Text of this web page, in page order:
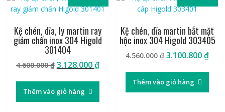
Kệ chén, dĩa, ly martin ray
giảm chấn inox 304 Higold
301404
4.600.000₫ Giá
là:
4.600.000 ₫.
3.128.000₫Giá
Thêm vào giỏ hàng
Kệ chén, dĩa martin bắt mặt
hộc inox 304 Higold 303405
4.560.000₫Giá
là:
4.560.000 ₫.
3.100.800₫Giá
Thêm vào giỏ hàng